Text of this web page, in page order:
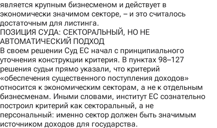
является крупным бизнесменом и действует в
экономически значимом секторе, – и это считалось
достаточным для листинга.
ПОЗИЦИЯ СУДА: СЕКТОРАЛЬНЫЙ, НО НЕ
АВТОМАТИЧЕСКИЙ ПОДХОД
В своем решении Суд ЕС начал с принципиального
уточнения конструкции критерия. В пунктах 98–127
решения судьи прямо указали, что критерий
«обеспечения существенного поступления доходов»
относится к экономическим секторам, а не к отдельным
бизнесменам. Иными словами, институт ЕС сознательно
построил критерий как секторальный, а не
персональный: именно сектор должен быть значимым
источником доходов для государства.